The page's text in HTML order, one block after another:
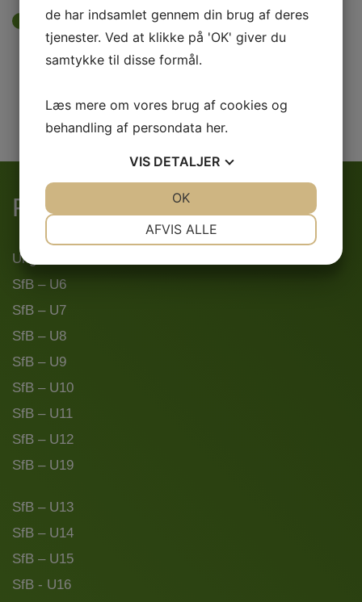
Se billederne fra SfB’s 125-års
jubilæumsreception
Juni 2026
Find dit hold
Ungdom
SfB – U6
SfB – U7
SfB – U8
SfB – U9
SfB – U10
SfB – U11
SfB – U12
SfB – U19
SfB – U13
SfB – U14
SfB – U15
SfB - U16
de har indsamlet gennem din brug af deres
tjenester. Ved at klikke på 'OK' giver du
samtykke til disse formål.
Læs mere om vores brug af cookies og
behandling af persondata her.
VIS DETALJER
AFVIS ALLE
OK